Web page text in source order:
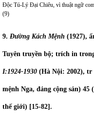
Độc Tú-Lý Đại Chiêu, vì thuật ngữ
(9)
9. Đường Kách Mệnh (1927),
Tuyên truyền bộ; trích in
I:1924-1930 (Hà Nội: 2002), tr
mệnh Nga, đảng cộng sản)
thế giới) [15-82].